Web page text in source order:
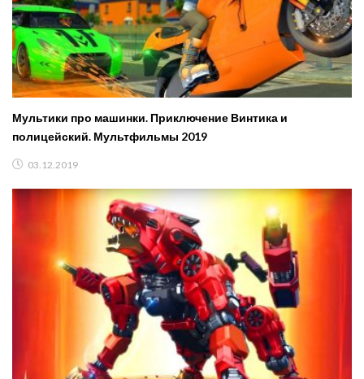
Мультики про машинки. Приключение Винтика и
полицейский. Мультфильмы 2019
03.12.2019